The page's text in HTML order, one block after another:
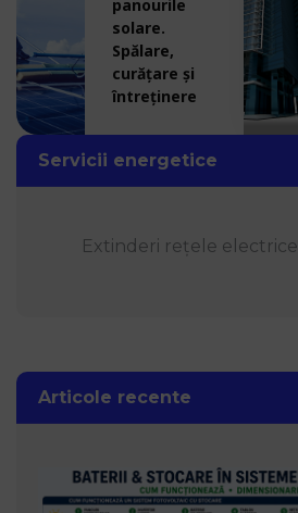
panourile
solare.
Spălare,
curățare și
întreținere
Servicii energetice
Extinderi rețele electrice
Articole recente